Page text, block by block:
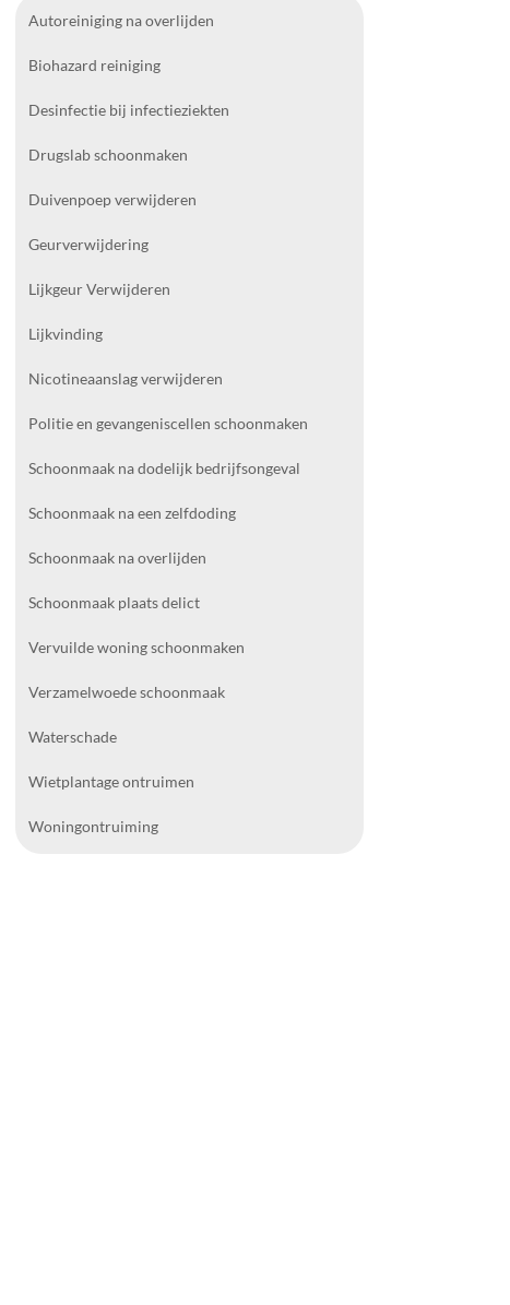
Autoreiniging na overlijden
Biohazard reiniging
Desinfectie bij infectieziekten
Drugslab schoonmaken
Duivenpoep verwijderen
Geurverwijdering
Lijkgeur Verwijderen
Lijkvinding
Nicotineaanslag verwijderen
Politie en gevangeniscellen schoonmaken
Schoonmaak na dodelijk bedrijfsongeval
Schoonmaak na een zelfdoding
Schoonmaak na overlijden
Schoonmaak plaats delict
Vervuilde woning schoonmaken
Verzamelwoede schoonmaak
Waterschade
Wietplantage ontruimen
Woningontruiming